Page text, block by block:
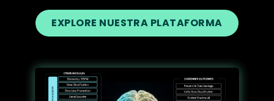
EXPLORE NUESTRA PLATAFORMA